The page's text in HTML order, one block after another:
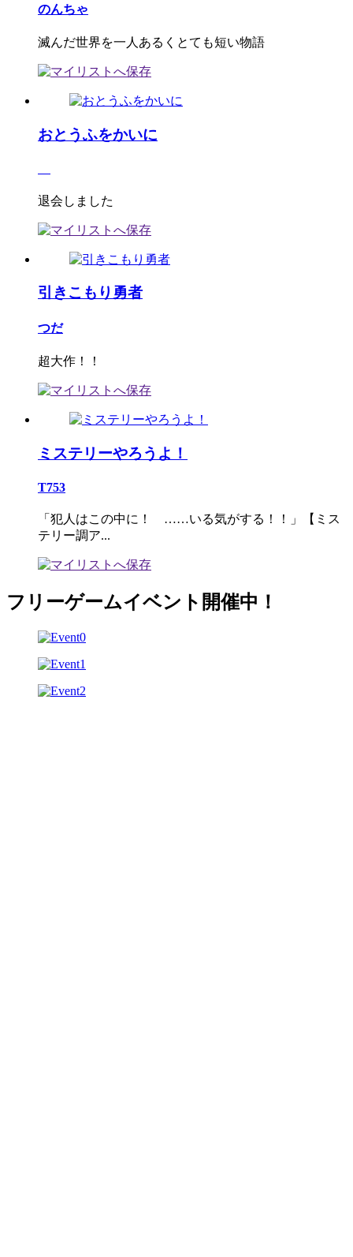
のんちゃ
滅んだ世界を一人あるくとても短い物語
おとうふをかいに
退会しました
引きこもり勇者
つだ
超大作！！
ミステリーやろうよ！
T753
「犯人はこの中に！ ……いる気がする！！」【ミス
テリー調ア...
フリーゲームイベント開催中！